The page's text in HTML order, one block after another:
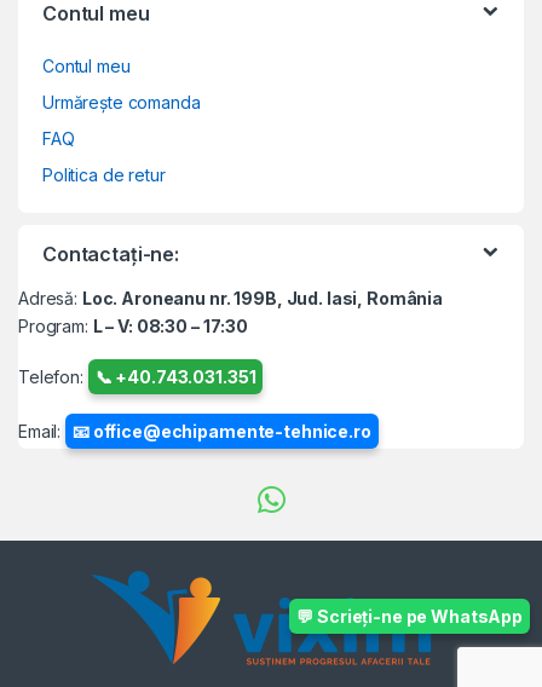
💬 Scrieți-ne pe WhatsApp
Contul meu
Contul meu
Urmărește comanda
FAQ
Politica de retur
Contactați-ne:
Adresă: Loc. Aroneanu nr. 199B, Jud. Iasi, România
Program: L – V: 08:30 – 17:30
Telefon: 📞 +40.743.031.351
Email: 📧 office@echipamente-tehnice.ro